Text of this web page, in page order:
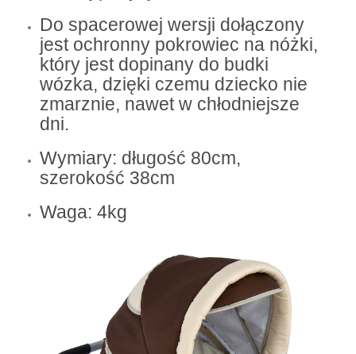
Do spacerowej wersji dołączony
jest ochronny pokrowiec na nóżki,
który jest dopinany do budki
wózka, dzięki czemu dziecko nie
zmarznie, nawet w chłodniejsze
dni.
Wymiary: długość 80cm,
szerokość 38cm
Waga: 4kg